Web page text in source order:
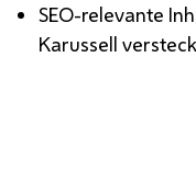
SEO-relevante
Karussell